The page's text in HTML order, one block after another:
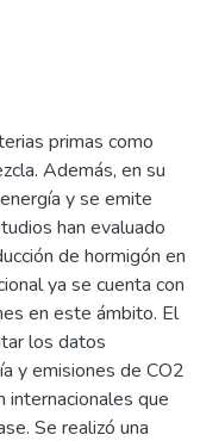
primas como
Además, en su
y se emite
han evaluado
de hormigón en
ya se cuenta con
en este ámbito. El
los datos
y emisiones de CO2
internacionales que
Se realizó una